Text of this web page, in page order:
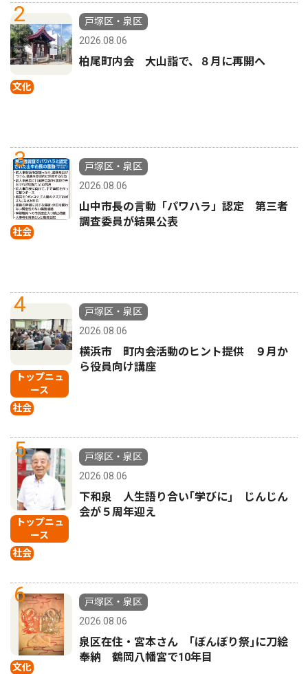
2
文化
戸塚区・泉区
2026.08.06
柏尾町内会 大山詣で、８月に再開へ
3
社会
戸塚区・泉区
2026.08.06
山中市長の言動「パワハラ」認定 第三者
調査委員が結果公表
4
トップニュ
ース
社会
戸塚区・泉区
2026.08.06
横浜市 町内会活動のヒント提供 ９月か
ら役員向け講座
5
トップニュ
ース
社会
戸塚区・泉区
2026.08.06
下和泉 人生語り合い｢学びに｣ じんじん
会が５周年迎え
6
文化
戸塚区・泉区
2026.08.06
泉区在住・宮本さん ｢ぼんぼり祭｣に刀絵
奉納 鶴岡八幡宮で10年目